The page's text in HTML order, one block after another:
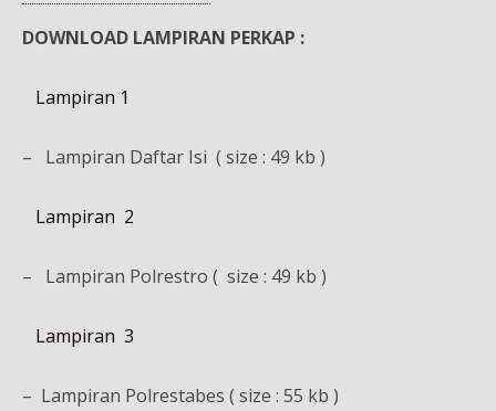
DOWNLOAD LAMPIRAN PERKAP :
Lampiran 1
– Lampiran Daftar Isi ( size : 49 kb )
Lampiran 2
– Lampiran Polrestro ( size : 49 kb )
Lampiran 3
– Lampiran Polrestabes ( size : 55 kb )